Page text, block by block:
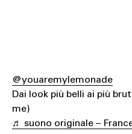
@youaremylemonade
Dai look più belli ai più
me)
♬ suono originale –